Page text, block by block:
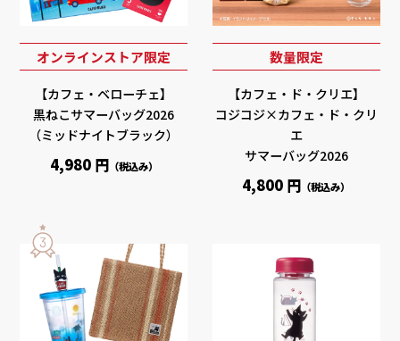
オンラインストア限定
【カフェ・ベローチェ】
黒ねこサマーバッグ2026
（ミッドナイトブラック）
4,980 円 （税込み）
数量限定
【カフェ・ド・クリエ】
コジコジ×カフェ・ド・クリ
エ
サマーバッグ2026
4,800 円 （税込み）